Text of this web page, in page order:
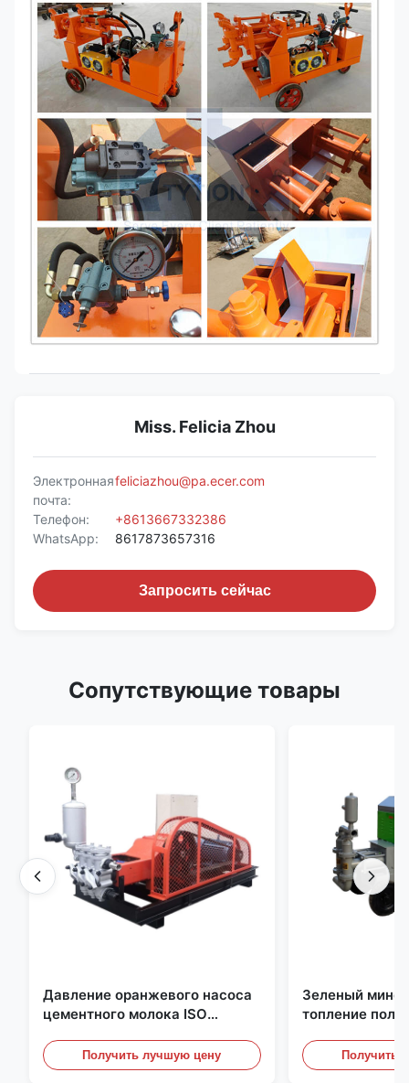
Miss. Felicia Zhou
Электронная
почта:
feliciazhou@pa.ecer.com
Телефон:
+8613667332386
WhatsApp:
8617873657316
Запросить сейчас
Сопутствующие товары
Давление оранжевого насоса
цементного молока ISO
Grouting насос
Получить лучшую цену
Зеленый
топление пола
Получить